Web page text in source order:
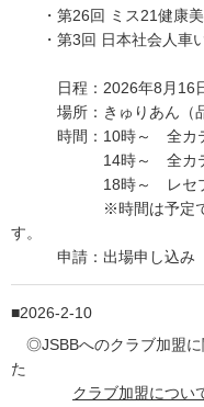
・第26回 ミス21健康美
・第3回 日本社会人車い
日程：2026年8月16日
場所：きゅりあん（品
時間：10時～ 全カテ
14時～ 全カテゴ
18時～ レセプ
※時間は予定です。
す。
申請：出場申し込み 6
2026-2-10
◎JSBBへのクラブ加盟に
た
クラブ加盟につい